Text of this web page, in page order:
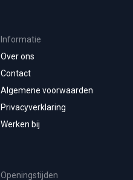
Informatie
Over ons
Contact
Algemene voorwaarden
Privacyverklaring
Werken bij
Openingstijden